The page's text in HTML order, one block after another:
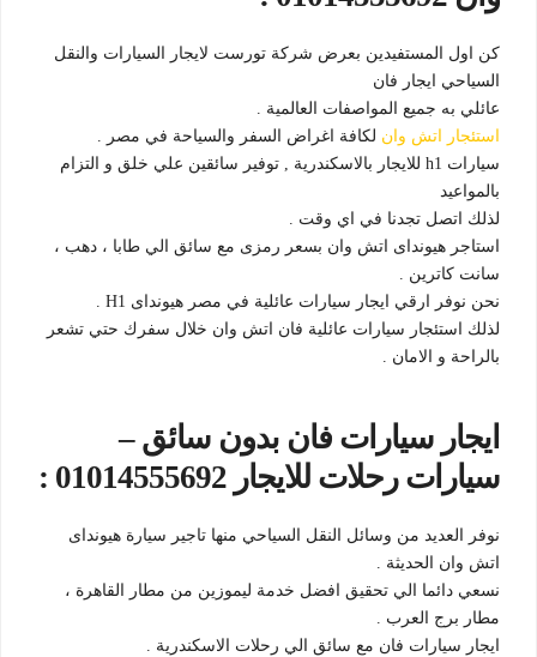
كن اول المستفيدين بعرض شركة تورست لايجار السيارات والنقل
السياحي ايجار فان
عائلي به جميع المواصفات العالمية .
استئجار اتش وان لكافة اغراض السفر والسياحة في مصر .
سيارات h1 للايجار بالاسكندرية , توفير سائقين علي خلق و التزام
بالمواعيد
لذلك اتصل تجدنا في اي وقت .
استاجر هيونداى اتش وان بسعر رمزى مع سائق الي طابا ، دهب ،
سانت كاترين .
نحن نوفر ارقي ايجار سيارات عائلية في مصر هيونداى H1 .
لذلك استئجار سيارات عائلية فان اتش وان خلال سفرك حتي تشعر
بالراحة و الامان .
ايجار سيارات فان بدون سائق –
سيارات رحلات للايجار 01014555692 :
نوفر العديد من وسائل النقل السياحي منها تاجير سيارة هيونداى
اتش وان الحديثة .
نسعي دائما الي تحقيق افضل خدمة ليموزين من مطار القاهرة ،
مطار برج العرب .
ايجار سيارات فان مع سائق الي رحلات الاسكندرية .